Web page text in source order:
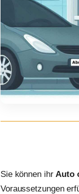
Sie können ihrAuto
Voraussetzungen